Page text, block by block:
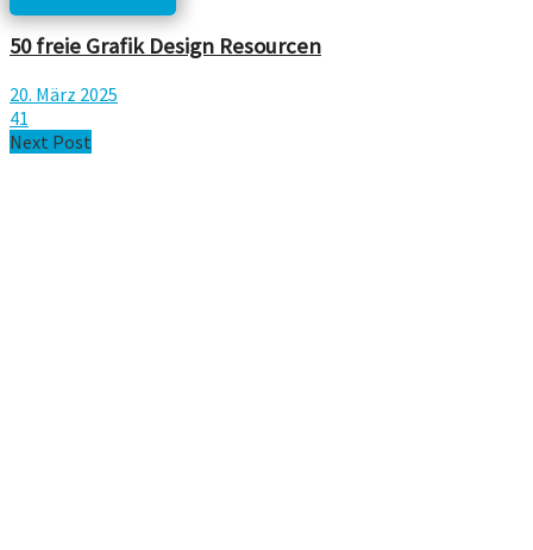
50 freie Grafik Design Resourcen
20. März 2025
41
Next Post